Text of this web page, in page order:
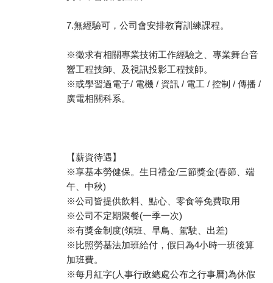
7.無經驗可，公司會安排教育訓練課程。
※徵求有相關專業技術工作經驗之、專業舞台音
響工程技師、及視訊投影工程技師。
※或學習過電子/ 電機 / 資訊 / 電工 / 控制 / 傳播 /
廣電相關科系。
【薪資待遇】
※享基本勞健保。生日禮金/三節獎金(春節、端
午、中秋)
※公司皆提供飲料、點心、零食等免費取用
※公司不定期聚餐(一季一次)
※有獎金制度(領班、早鳥、駕駛、出差)
※比照勞基法加班給付，假日為4小時一班後算
加班費。
※每月紅字(人事行政總處公布之行事曆)為休假